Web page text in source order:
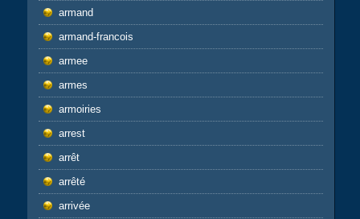
armand
armand-francois
armee
armes
armoiries
arrest
arrêt
arrêté
arrivée